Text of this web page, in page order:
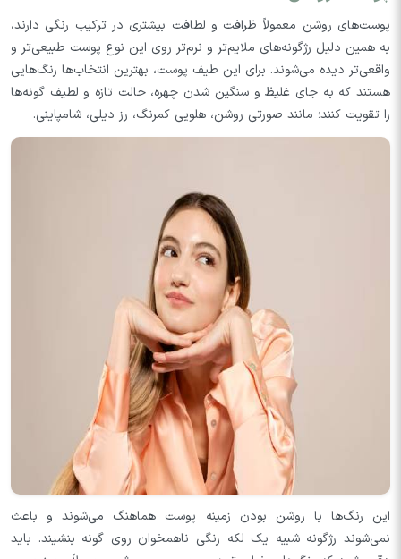
پوست‌های روشن معمولاً ظرافت و لطافت بیشتری در ترکیب رنگی دارند،
به همین دلیل رژگونه‌های ملایم‌تر و نرم‌تر روی این نوع پوست طبیعی‌تر و
واقعی‌تر دیده می‌شوند. برای این طیف پوست، بهترین انتخاب‌ها رنگ‌هایی
هستند که به جای غلیظ و سنگین شدن چهره، حالت تازه و لطیف گونه‌ها
را تقویت کنند؛ مانند صورتی روشن، هلویی کمرنگ، رز دیلی، شامپاینی.
این رنگ‌ها با روشن بودن زمینه پوست هماهنگ می‌شوند و باعث
نمی‌شوند رژگونه شبیه یک لکه رنگی ناهمخوان روی گونه بنشیند. باید